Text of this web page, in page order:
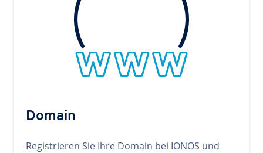
Domain
Registrieren Sie Ihre Domain bei IONOS und